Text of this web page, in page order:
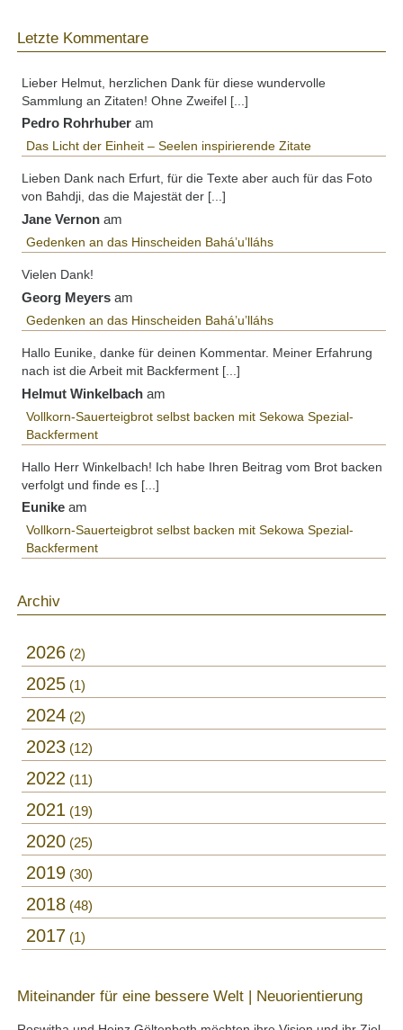
Letzte Kommentare
Lieber Helmut, herzlichen Dank für diese wundervolle
Sammlung an Zitaten! Ohne Zweifel [...]
Pedro Rohrhuber am
Das Licht der Einheit – Seelen inspirierende Zitate
Lieben Dank nach Erfurt, für die Texte aber auch für das Foto
von Bahdji, das die Majestät der [...]
Jane Vernon am
Gedenken an das Hinscheiden Bahá’u’lláhs
Vielen Dank!
Georg Meyers am
Gedenken an das Hinscheiden Bahá’u’lláhs
Hallo Eunike, danke für deinen Kommentar. Meiner Erfahrung
nach ist die Arbeit mit Backferment [...]
Helmut Winkelbach am
Vollkorn-Sauerteigbrot selbst backen mit Sekowa Spezial-
Backferment
Hallo Herr Winkelbach! Ich habe Ihren Beitrag vom Brot backen
verfolgt und finde es [...]
Eunike am
Vollkorn-Sauerteigbrot selbst backen mit Sekowa Spezial-
Backferment
Archiv
2026 2
2025 1
2024 2
2023 12
2022 11
2021 19
2020 25
2019 30
2018 48
2017 1
Miteinander für eine bessere Welt | Neuorientierung